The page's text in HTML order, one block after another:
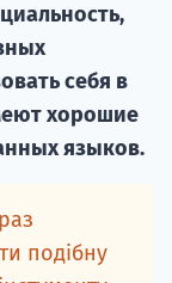
себя в
хорошие
языков.
подібну
НАБОР